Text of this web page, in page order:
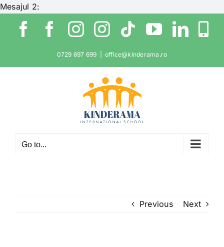
Mesajul 2:
content
Facebook
Facebook
Instagram
Instagram
TiktokYouTube
0729 697 699 office@kinderama.ro
Go to...
Previous Next